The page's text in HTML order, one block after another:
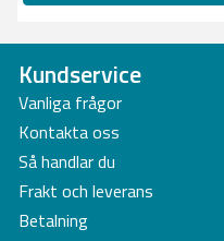
Kundservice
Vanliga frågor
Kontakta oss
Så handlar du
Frakt och leverans
Betalning